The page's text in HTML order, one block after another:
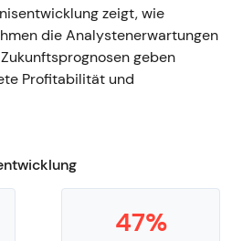
zeigt, wie
die Analystenerwartungen
geben
Profitabilität und
47%